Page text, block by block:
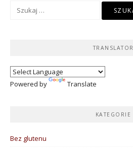
Szukaj:
TRANSLATOR
Powered by Translate
KATEGORIE
Bez glutenu